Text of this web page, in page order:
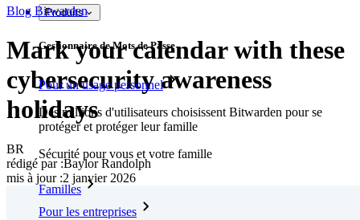
Produits
Gestionnaire de Mots de Passe
Pour un usage personnel
Des millions d'utilisateurs choisissent Bitwarden pour se
protéger et protéger leur famille
Sécurité pour vous et votre famille
Familles
Pour les entreprises
Blog Bitwarden
Mark your calendar with these
cybersecurity awareness
holidays
BR
rédigé par :Baylor Randolph
mis à jour:2 janvier 2026